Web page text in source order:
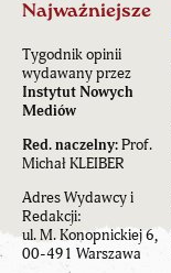
Najważniejsze
Tygodnik opinii
wydawany przez
Instytut Nowych
Mediów
Red. naczelny:Prof.
Michał KLEIBER
Adres Wydawcy i
Redakcji:
ul. M. Konopnickiej 6,
00-491 Warszawa